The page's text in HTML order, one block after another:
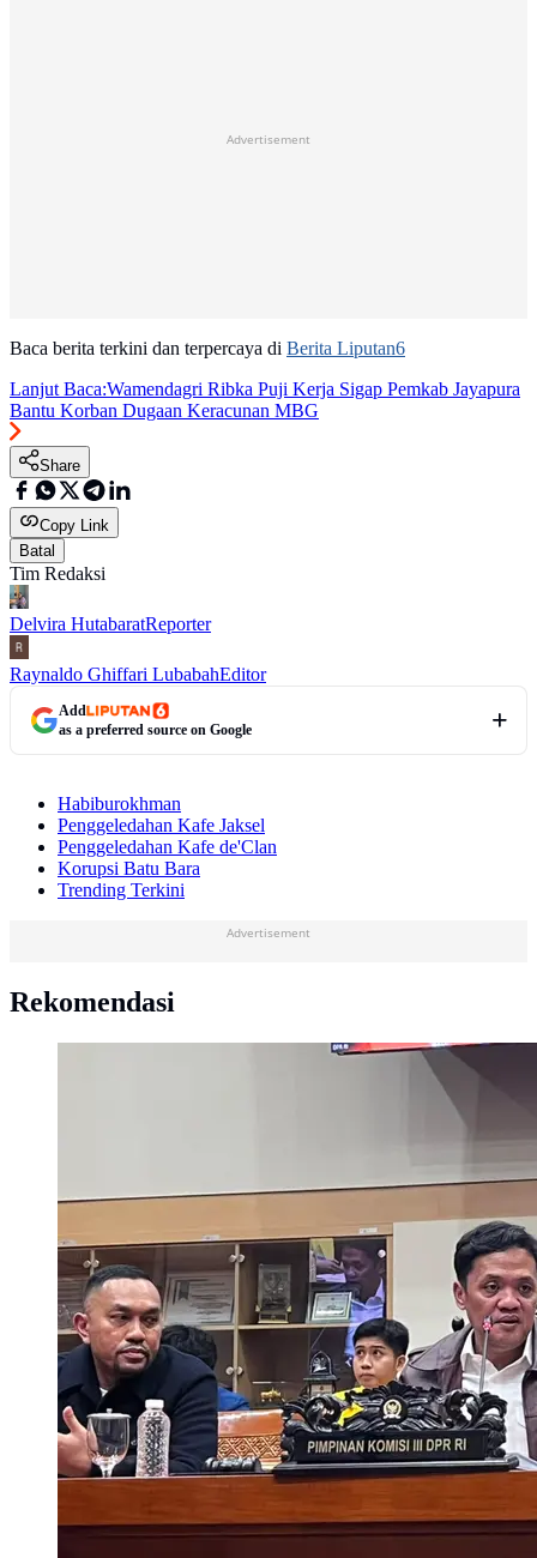
Advertisement
Baca berita terkini dan terpercaya di Berita Liputan6
Lanjut Baca:Wamendagri Ribka Puji Kerja Sigap Pemkab Jayapura
Bantu Korban Dugaan Keracunan MBG
Share
Copy Link
Batal
Tim Redaksi
Delvira HutabaratReporter
Raynaldo Ghiffari LubabahEditor
Add
as a preferred source on Google
Habiburokhman
Penggeledahan Kafe Jaksel
Penggeledahan Kafe de'Clan
Korupsi Batu Bara
Trending Terkini
Advertisement
Rekomendasi